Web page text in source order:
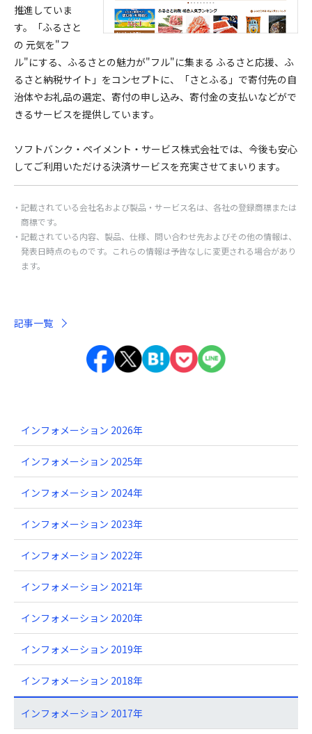
推進していま
す。「ふるさと
の 元気を"フ
ル"にする、ふるさとの魅力が"フル"に集まる ふるさと応援、ふ
るさと納税サイト」をコンセプトに、「さとふる」で寄付先の自
治体やお礼品の選定、寄付の申し込み、寄付金の支払いなどがで
きるサービスを提供しています。
ソフトバンク・ペイメント・サービス株式会社では、今後も安心
してご利用いただける決済サービスを充実させてまいります。
記載されている会社名および製品・サービス名は、各社の登録商標または
商標です。
記載されている内容、製品、仕様、問い合わせ先およびその他の情報は、
発表日時点のものです。これらの情報は予告なしに変更される場合があり
ます。
記事一覧
インフォメーション 2026年
インフォメーション 2025年
インフォメーション 2024年
インフォメーション 2023年
インフォメーション 2022年
インフォメーション 2021年
インフォメーション 2020年
インフォメーション 2019年
インフォメーション 2018年
インフォメーション 2017年